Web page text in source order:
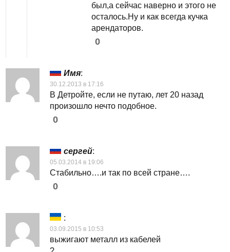
был,а сейчас наверно и этого не
осталось.Ну и как всегда кучка
арендаторов.
0
Имя:
30.12.2013 в 17:16
В Детройте, если не путаю, лет 20 назад
произошло нечто подобное.
0
сергей:
05.03.2014 в 19:06
Стабильно….и так по всей стране….
0
:
03.09.2015 в 10:53
выжигают металл из кабелей